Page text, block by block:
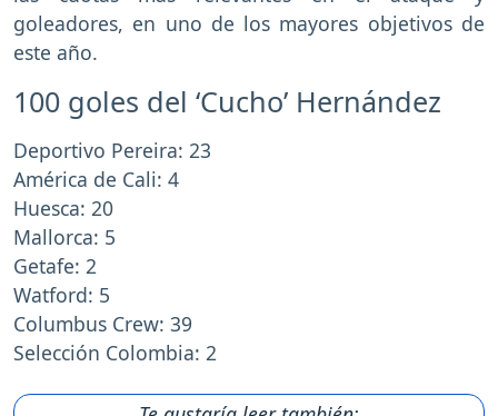
goleadores, en uno de los mayores objetivos de
este año.
100 goles del ‘Cucho’ Hernández
Deportivo Pereira: 23
América de Cali: 4
Huesca: 20
Mallorca: 5
Getafe: 2
Watford: 5
Columbus Crew: 39
Selección Colombia: 2